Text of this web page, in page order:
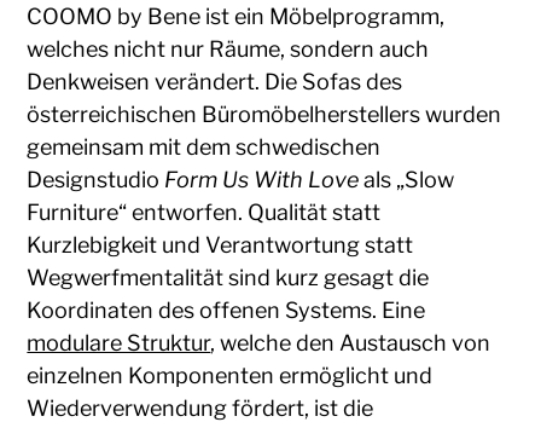
COOMO by Bene ist ein Möbelprogramm,
welches nicht nur Räume, sondern auch
Denkweisen verändert. Die Sofas des
österreichischen Büromöbelherstellers wurden
gemeinsam mit dem schwedischen
Designstudio Form Us With Loveals „Slow
Furniture“ entworfen. Qualität statt
Kurzlebigkeit und Verantwortung statt
Wegwerfmentalität sind kurz gesagt die
Koordinaten des offenen Systems. Eine
modulare Struktur, welche den Austausch von
einzelnen Komponenten ermöglicht und
Wiederverwendung fördert, ist die